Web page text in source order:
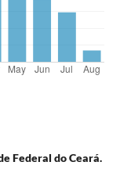
Federal do Ceará.